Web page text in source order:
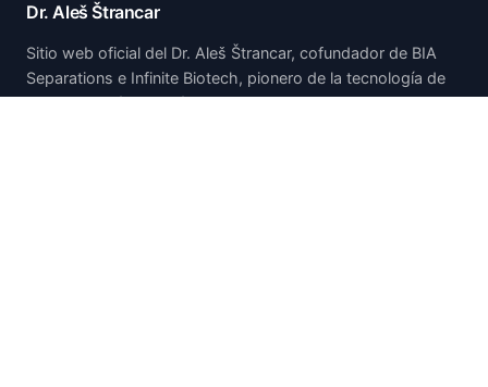
Dr. Aleš Štrancar
Sitio web oficial del Dr. Aleš Štrancar, cofundador de BIA
Separations e Infinite Biotech, pionero de la tecnología de
cromatografía monolítica CIM.